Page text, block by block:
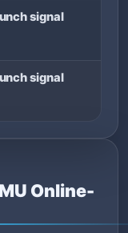
signal
signal
Online-